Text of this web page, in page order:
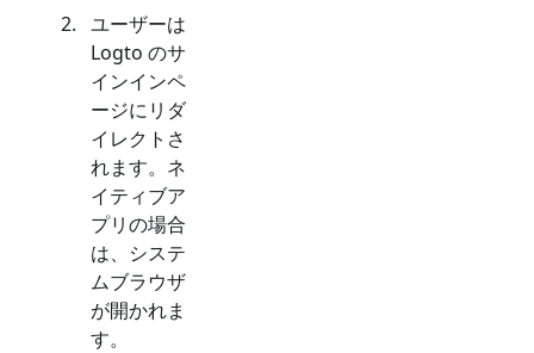
ユーザーは
Logto のサ
インインペ
ージにリダ
イレクトさ
れます。ネ
イティブア
プリの場合
は、システ
ムブラウザ
が開かれま
す。